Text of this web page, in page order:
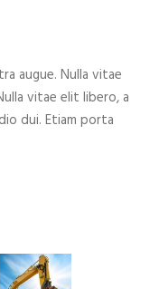
augue. Nulla vitae
vitae elit libero, a
dui. Etiam porta